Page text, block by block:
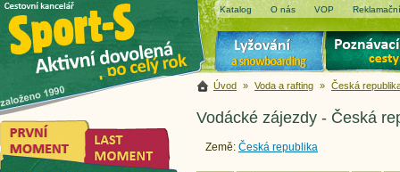
Katalog O nás VOP
Úvod » Voda a rafting » Česká
Vodácké zájezdy - Česká
Země: Česká republika